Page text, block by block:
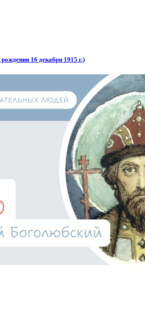
16 декабря 1915 г.)